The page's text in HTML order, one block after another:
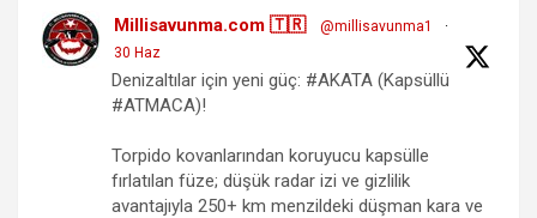
Millisavunma.com 🇹🇷 @millisavunma1
·
30 Haz
Denizaltılar için yeni güç: #AKATA (Kapsüllü
#ATMACA)!
Torpido kovanlarından koruyucu kapsülle
fırlatılan füze; düşük radar izi ve gizlilik
avantajıyla 250+ km menzildeki düşman kara ve